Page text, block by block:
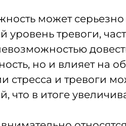
может
тревоги,
но и влияет на
стресса и тревоги
что в итоге